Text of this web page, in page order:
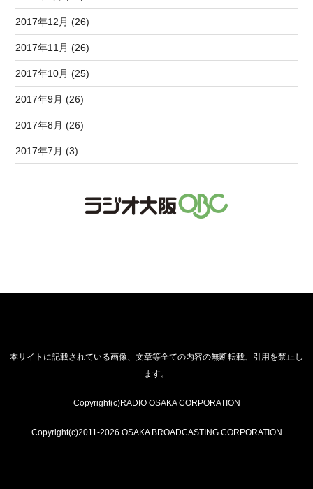
2017年12月 (26)
2017年11月 (26)
2017年10月 (25)
2017年9月 (26)
2017年8月 (26)
2017年7月 (3)
本サイトに記載されている画像、文章等全ての内容の無断転載、引用を禁止し
ます。
Copyright(c)RADIO OSAKA CORPORATION
Copyright(c)2011-2026 OSAKA BROADCASTING CORPORATION